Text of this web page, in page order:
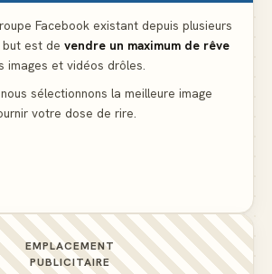
revient avec un livre de cuisine
Facebook existant depuis plusieurs
est de vendre un maximum de rêve
images et vidéos drôles.
sélectionnons la meilleure image
votre dose de rire.
EMPLACEMENT
PUBLICITAIRE